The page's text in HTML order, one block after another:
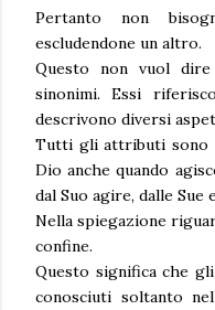
Pertanto non
escludendone un altro.
Questo non vuol
sinonimi. Essi
descrivono diversi
Tutti gli attributi sono
Dio anche quando
dal Suo agire, dalle Sue
Nella spiegazione
confine.
Questo significa che
conosciuti soltanto